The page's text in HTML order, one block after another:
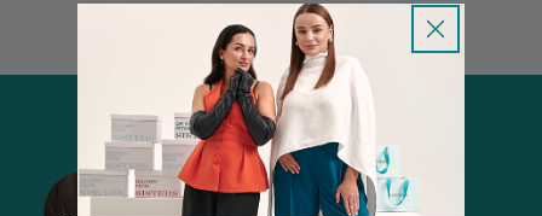
@sisters_stelmakh в Instagram